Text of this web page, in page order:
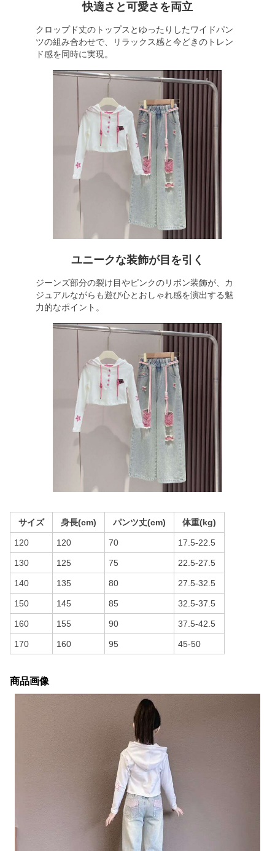
快適さと可愛さを両立
クロップド丈のトップスとゆったりしたワイドパン
ツの組み合わせで、リラックス感と今どきのトレン
ド感を同時に実現。
ユニークな装飾が目を引く
ジーンズ部分の裂け目やピンクのリボン装飾が、カ
ジュアルながらも遊び心とおしゃれ感を演出する魅
力的なポイント。
サイズ 身長(cm) パンツ丈(cm) 体重(kg)
120 120 70 17.5-22.5
130 125 75 22.5-27.5
140 135 80 27.5-32.5
150 145 85 32.5-37.5
160 155 90 37.5-42.5
170 160 95 45-50
商品画像